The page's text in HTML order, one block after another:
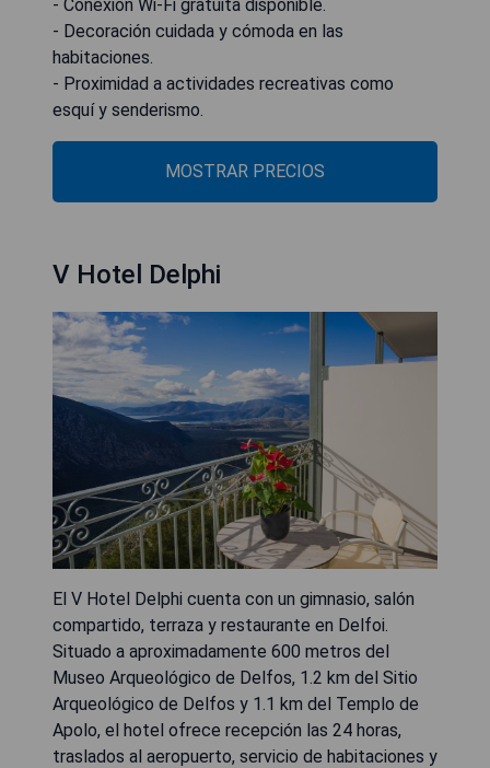
- Conexión Wi-Fi gratuita disponible.
- Decoración cuidada y cómoda en las
habitaciones.
- Proximidad a actividades recreativas como
esquí y senderismo.
MOSTRAR PRECIOS
V Hotel Delphi
El V Hotel Delphi cuenta con un gimnasio, salón
compartido, terraza y restaurante en Delfoi.
Situado a aproximadamente 600 metros del
Museo Arqueológico de Delfos, 1.2 km del Sitio
Arqueológico de Delfos y 1.1 km del Templo de
Apolo, el hotel ofrece recepción las 24 horas,
traslados al aeropuerto, servicio de habitaciones y